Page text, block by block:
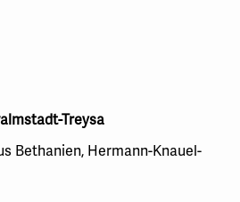
Treysa
Bethanien, Hermann-Knauel-